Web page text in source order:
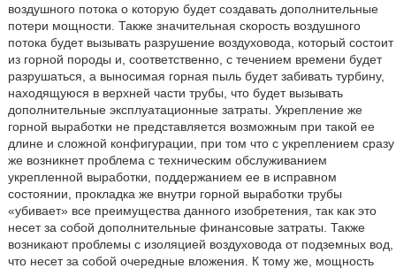
воздушного потока о которую будет создавать дополнительные
потери мощности. Также значительная скорость воздушного
потока будет вызывать разрушение воздуховода, который состоит
из горной породы и, соответственно, с течением времени будет
разрушаться, а выносимая горная пыль будет забивать турбину,
находящуюся в верхней части трубы, что будет вызывать
дополнительные эксплуатационные затраты. Укрепление же
горной выработки не представляется возможным при такой ее
длине и сложной конфигурации, при том что с укреплением сразу
же возникнет проблема с техническим обслуживанием
укрепленной выработки, поддержанием ее в исправном
состоянии, прокладка же внутри горной выработки трубы
«убивает» все преимущества данного изобретения, так как это
несет за собой дополнительные финансовые затраты. Также
возникают проблемы с изоляцией воздуховода от подземных вод,
что несет за собой очередные вложения. К тому же, мощность